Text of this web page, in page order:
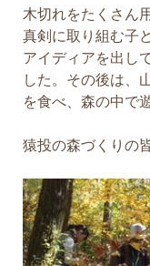
木切れをたくさん
真剣に取り組む子
アイディアを出し
した。その後は、
を食べ、森の中で
猿投の森づくりの